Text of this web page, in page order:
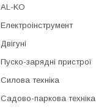
AL-KO
Електроінструмент
Двігуні
Пуско-зарядні пристрої
Силова техніка
Садово-паркова техніка